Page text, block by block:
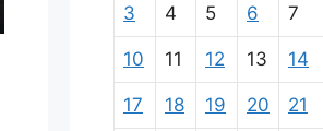
3 4 5 6 7
10 11 12 13 14
17 18 19 20 21